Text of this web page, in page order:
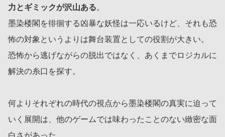
力とギミックが沢山ある。
墨染楼閣を徘徊する凶暴な妖怪は一応いるけど、それも恐
怖の対象というよりは舞台装置としての役割が大きい。
恐怖から逃げながらの脱出ではなく、あくまでロジカルに
解決の糸口を探す。
何よりそれぞれの時代の視点から墨染楼閣の真実に迫って
いく展開は、他のゲームでは味わったことのない緻密な面
白さがあった。